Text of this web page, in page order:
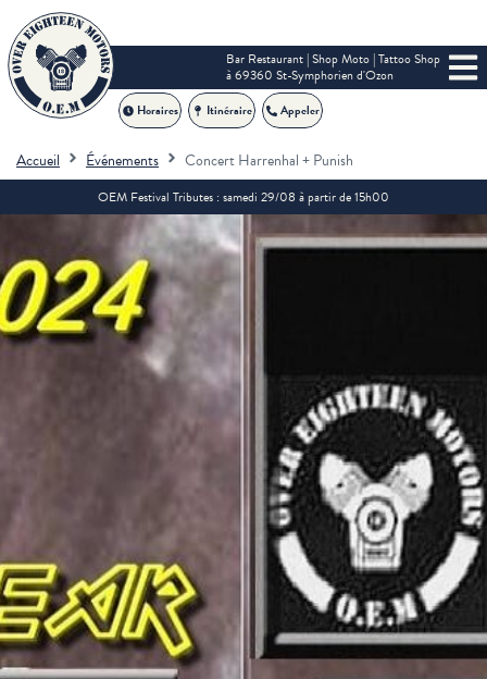
Bar Restaurant | Shop Moto | Tattoo Shop
à 69360 St-Symphorien d'Ozon
Horaires Itinéraire Appeler
Accueil Événements Concert Harrenhal + Punish
OEM Festival Tributes : samedi 29/08 à partir de 15h00